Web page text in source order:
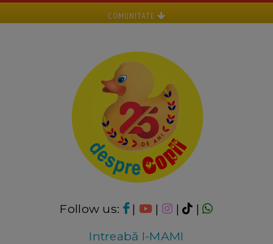
COMUNITATE
Follow us: | | |
|
Intreabă I-MAMI